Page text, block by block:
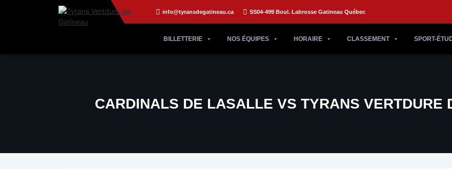
info@tyransdegatineau.ca SS04-499 Boul. Labrosse Gatineau Québec
BILLETTERIE NOS ÉQUIPES HORAIRE CLASSEMENT SPORT-
CARDINALS DE LASALLE VS TYRANS VERTDURE